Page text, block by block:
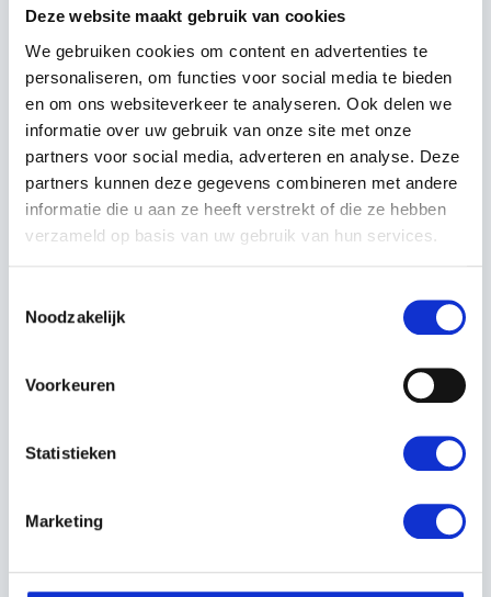
Deze website maakt gebruik van cookies
We gebruiken cookies om content en advertenties te
personaliseren, om functies voor social media te bieden
en om ons websiteverkeer te analyseren. Ook delen we
informatie over uw gebruik van onze site met onze
partners voor social media, adverteren en analyse. Deze
partners kunnen deze gegevens combineren met andere
informatie die u aan ze heeft verstrekt of die ze hebben
verzameld op basis van uw gebruik van hun services.
Noodzakelijk
Voorkeuren
Statistieken
Marketing
omstandigheden.
Voor deskundig advies op maat kunt u altijd
bij ons filiaal langskomen, Kerstens Voeten in
Is uw gewenste samenstelling niet
beschikbaar? Neem contact met ons op, door
samenstellen op maat.
EAN: